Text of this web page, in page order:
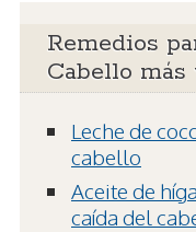
Remedios
Cabello más
Leche de
cabello
Aceite de
caída del